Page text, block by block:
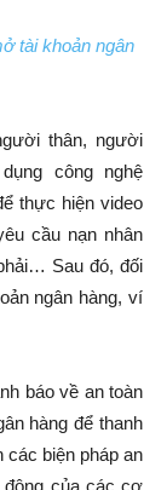
tài khoản ngân
thân, người
công nghệ
thực hiện video
cầu nạn nhân
Sau đó, đối
ngân hàng, ví
báo về an toàn
hàng để thanh
các biện pháp an
động của các cơ